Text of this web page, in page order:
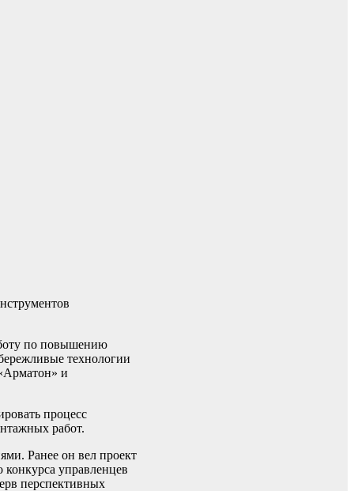
по повышению
технологии
тон» и
процесс
работ.
Ранее он вел проект
управленцев
перспективных